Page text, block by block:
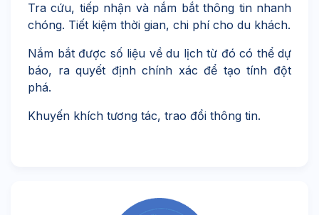
Tra cứu, tiếp nhận và nắm bắt thông tin nhanh
chóng. Tiết kiệm thời gian, chi phí cho du khách.
Nắm bắt được số liệu về du lịch từ đó có thể dự
báo, ra quyết định chính xác để tạo tính đột
phá.
Khuyến khích tương tác, trao đổi thông tin.